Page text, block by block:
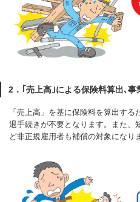
2．｢売上高｣による保険料算出､事
「売上高」を基に保険料を算出す
退手続きが不要となります。また、
ど非正規雇用者も補償の対象になり